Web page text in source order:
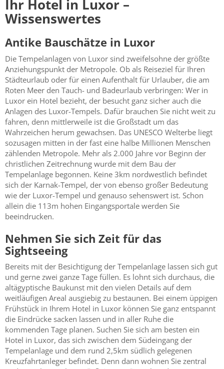
Ihr Hotel in Luxor –
Wissenswertes
Antike Bauschätze in Luxor
Die Tempelanlagen von Luxor sind zweifelsohne der größte
Anziehungspunkt der Metropole. Ob als Reiseziel für Ihren
Städteurlaub oder für einen Aufenthalt für Urlauber, die am
Roten Meer den Tauch- und Badeurlaub verbringen: Wer in
Luxor ein Hotel bezieht, der besucht ganz sicher auch die
Anlagen des Luxor-Tempels. Dafür brauchen Sie nicht weit zu
fahren, denn mittlerweile ist die Großstadt um das
Wahrzeichen herum gewachsen. Das UNESCO Welterbe liegt
sozusagen mitten in der fast eine halbe Millionen Menschen
zählenden Metropole. Mehr als 2.000 Jahre vor Beginn der
christlichen Zeitrechnung wurde mit dem Bau der
Tempelanlage begonnen. Keine 3km nordwestlich befindet
sich der Karnak-Tempel, der von ebenso großer Bedeutung
wie der Luxor-Tempel und genauso sehenswert ist. Schon
allein die 113m hohen Eingangsportale werden Sie
beeindrucken.
Nehmen Sie sich Zeit für das
Sightseeing
Bereits mit der Besichtigung der Tempelanlage lassen sich gut
und gerne zwei ganze Tage füllen. Es lohnt sich durchaus, die
altägyptische Baukunst mit den vielen Details auf dem
weitläufigen Areal ausgiebig zu bestaunen. Bei einem üppigen
Frühstück in Ihrem Hotel in Luxor können Sie ganz entspannt
die Eindrücke sacken lassen und in aller Ruhe die
kommenden Tage planen. Suchen Sie sich am besten ein
Hotel in Luxor, das sich zwischen dem Südeingang der
Tempelanlage und dem rund 2,5km südlich gelegenen
Kreuzfahrtanleger befindet. Denn dann wohnen Sie zentral